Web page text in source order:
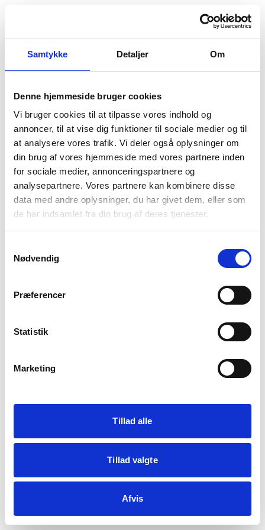
Samtykke Detaljer Om
Denne hjemmeside bruger cookies
Vi bruger cookies til at tilpasse vores indhold og
annoncer, til at vise dig funktioner til sociale medier og til
at analysere vores trafik. Vi deler også oplysninger om
din brug af vores hjemmeside med vores partnere inden
for sociale medier, annonceringspartnere og
analysepartnere. Vores partnere kan kombinere disse
data med andre oplysninger, du har givet dem, eller som
de har indsamlet fra din brug af deres tjenester.
Nødvendig
Præferencer
Statistik
Marketing
Tillad alle
Tillad valgte
Afvis
Der opstod en uventet fejl
Vi beklager ulejligheden. Prøv at genindlæse siden.